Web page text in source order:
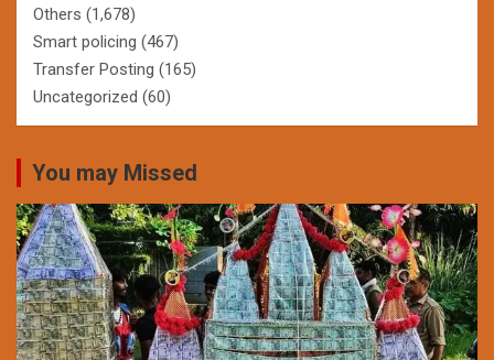
Others (1,678)
Smart policing (467)
Transfer Posting (165)
Uncategorized (60)
You may Missed